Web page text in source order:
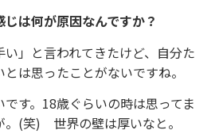
は何が原因なんですか？
」と言われてきたけど、自分た
は思ったことがないですね。
す。18歳ぐらいの時は思ってま
。(笑) 世界の壁は厚いなと。